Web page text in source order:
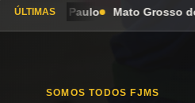
ÚLTIMAS
do Sul conquista seis medalhas e
SOMOS TODOS FJMS